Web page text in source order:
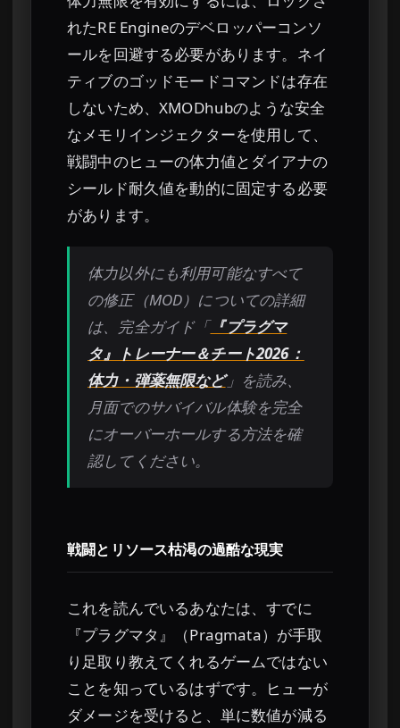
れたRE Engineのデベロッパーコンソ
ールを回避する必要があります。ネイ
ティブのゴッドモードコマンドは存在
しないため、XMODhubのような安全
なメモリインジェクターを使用して、
戦闘中のヒューの体力値とダイアナの
シールド耐久値を動的に固定する必要
があります。
体力以外にも利用可能なすべて
の修正（MOD）についての詳細
は、完全ガイド「『プラグマ
タ』トレーナー＆チート2026：
体力・弾薬無限など」を読み、
月面でのサバイバル体験を完全
にオーバーホールする方法を確
認してください。
戦闘とリソース枯渇の過酷な現実
これを読んでいるあなたは、すでに
『プラグマタ』（Pragmata）が手取
り足取り教えてくれるゲームではない
ことを知っているはずです。ヒューが
ダメージを受けると、単に数値が減る